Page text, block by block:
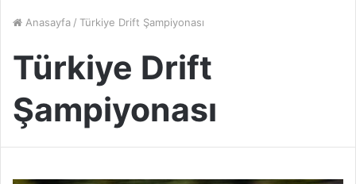
Anasayfa / Türkiye Drift Şampiyonası
Türkiye Drift
Şampiyonası